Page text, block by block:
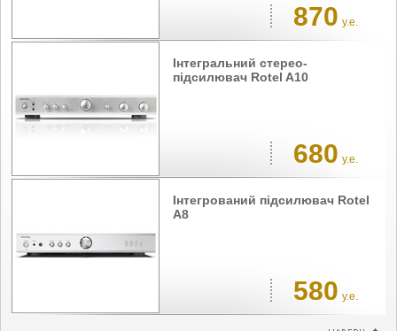
870 у.е.
Інтегральний стерео-
підсилювач Rotel A10
680 у.е.
Інтегрований підсилювач Rotel
A8
580 у.е.